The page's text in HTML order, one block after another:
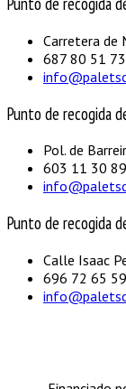
Carretera de
687 80 51 73
Punto de recogida
Pol. de
603 11 30 89
Punto de recogida
Calle Isaac
696 72 65 59